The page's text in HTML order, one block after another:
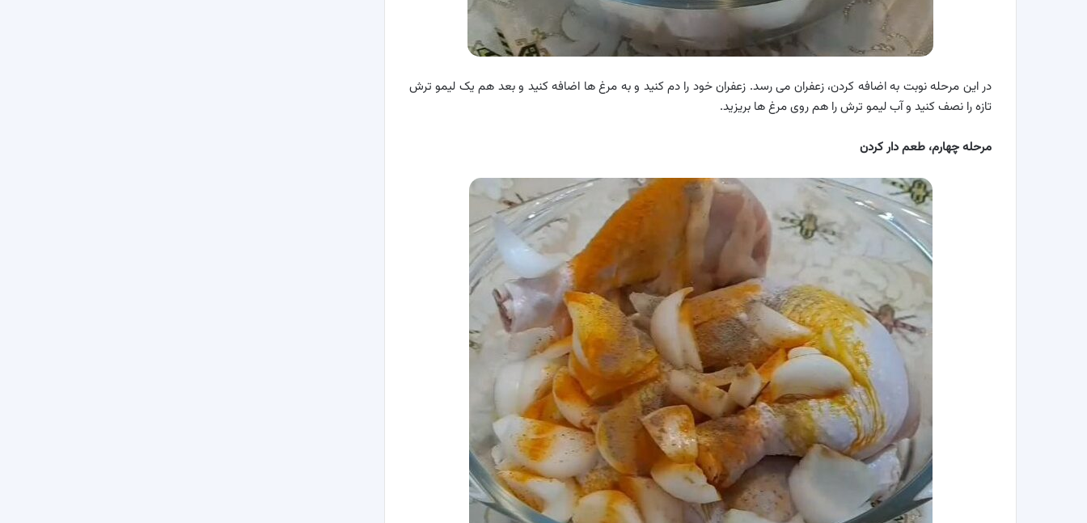
در این مرحله نوبت به اضافه کردن، زعفران می رسد. زعفران خود را دم کنید و به مرغ ها اضافه کنید و بعد هم یک لیمو ترش
تازه را نصف کنید و آب لیمو ترش را هم روی مرغ ها بریزید.
مرحله چهارم، طعم دار کردن